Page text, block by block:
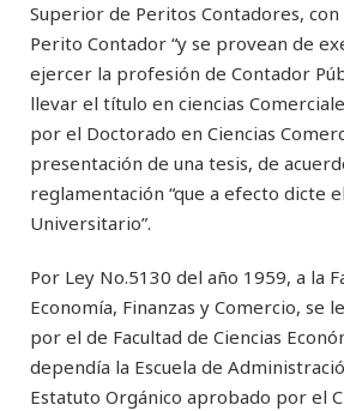
Superior de Peritos Contadores,
Perito Contador “y se provean de
ejercer la profesión de Contador
llevar el título en ciencias
por el Doctorado en Ciencias
presentación de una tesis, de
reglamentación “que a efecto dicte
Universitario”.
Por Ley No.5130 del año 1959, a la
Economía, Finanzas y Comercio, se
por el de Facultad de Ciencias
dependía la Escuela de
Estatuto Orgánico aprobado por el